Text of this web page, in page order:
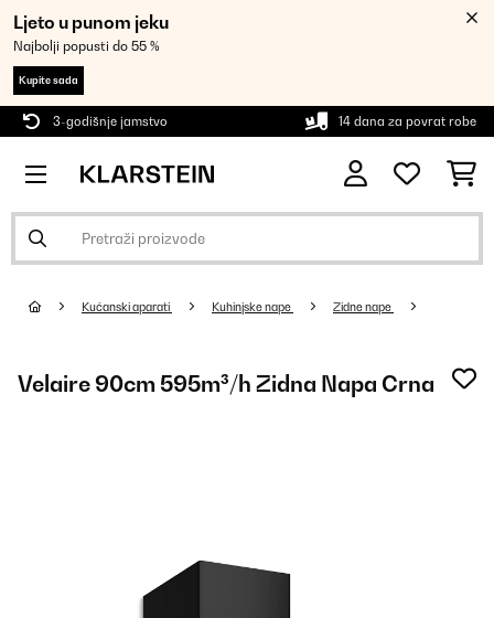
Ljeto u punom jeku
Najbolji popusti do 55 %
Kupite sada
3-godišnje jamstvo 14 dana za povrat robe
Kućanski aparati Kuhinjske nape Zidne nape
Velaire 90cm 595m³/h Zidna Napa Crna